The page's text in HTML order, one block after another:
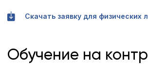
Скачать заявку для физических
Обучение на